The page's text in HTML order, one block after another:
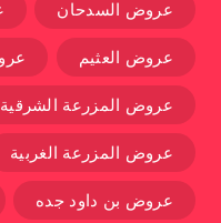
عروض السدحان
عروض العثيم
عروض المزرعة
عروض المزرعة الغربية
عروض بن داود جده